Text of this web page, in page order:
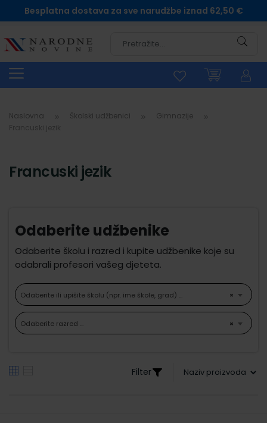
Besplatna dostava za sve narudžbe iznad 62,50 €
Naslovna Školski udžbenici
Gimnazije
Francuski jezik
Odaberite udžbenike
Odaberite školu i razred i kupite udžbenike koje su
odabrali profesori vašeg djeteta.
×
Odaberite ili upišite školu (npr. ime škole, grad) ...
×
Odaberite razred ...
Filter